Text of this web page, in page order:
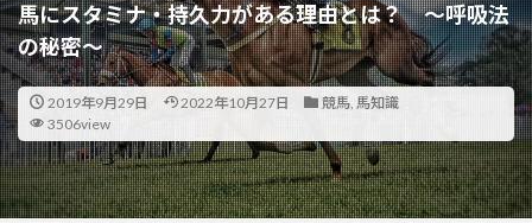
馬にスタミナ・持久力がある理由とは？ ～呼吸法
の秘密～
2019年9月29日 2022年10月27日 競馬, 馬知識
3506view